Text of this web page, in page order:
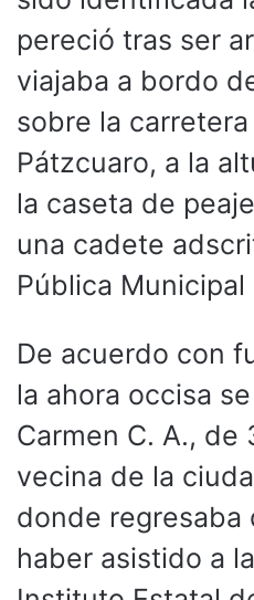
pereció tras ser
viajaba a bordo
sobre la
Pátzcuaro, a la
la caseta de
una cadete
Pública
De acuerdo con
la ahora occisa
Carmen C. A., de
vecina de la
donde regresaba
haber asistido a